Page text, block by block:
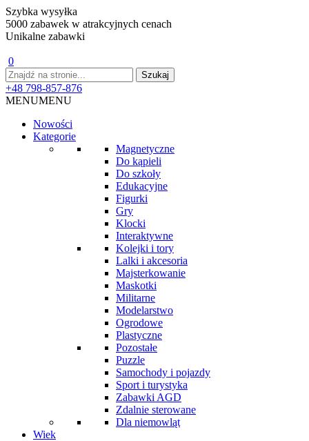
Szybka wysyłka
5000 zabawek w atrakcyjnych cenach
Unikalne zabawki
0
+48 798-857-876
MENUMENU
Nowości
Kategorie
Magnetyczne
Do kąpieli
Do szkoły
Edukacyjne
Figurki
Gry
Klocki
Interaktywne
Kolejki i tory
Lalki i akcesoria
Majsterkowanie
Maskotki
Militarne
Modelarstwo
Ogrodowe
Plastyczne
Pozostałe
Puzzle
Samochody i pojazdy
Sport i turystyka
Zabawki AGD
Zdalnie sterowane
Dla niemowląt
Wiek